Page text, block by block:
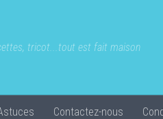
tricot...tout est fait maison
Contactez-nous